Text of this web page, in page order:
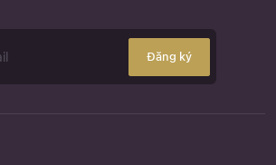
Đăng ký